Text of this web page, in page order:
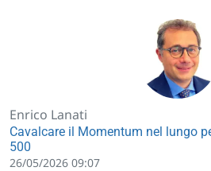
Enrico Lanati
Cavalcare il Momentum nel lungo
500
26/05/2026 09:07